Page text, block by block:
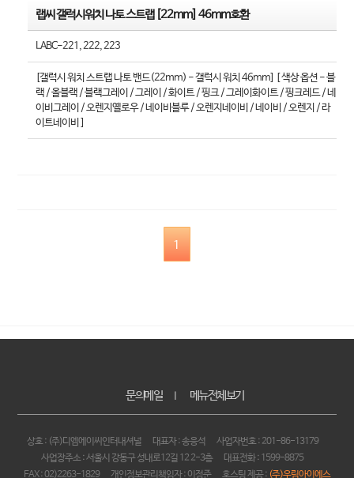
랩씨 갤럭시워치 나토 스트랩 [22mm] 46mm호환
LABC-221, 222, 223
[갤럭시 워치 스트랩 나토 밴드(22mm) - 갤럭시 워치 46mm] [ 색상 옵션 - 블
랙 / 올블랙 / 블랙그레이 / 그레이 / 화이트 / 핑크 / 그레이화이트 / 핑크레드 / 네
이비그레이 / 오렌지옐로우 / 네이비블루 / 오렌지네이비 / 네이비 / 오렌지 / 라
이트네이비 ]
1
문의메일 메뉴전체보기
상호 : (주)디엠에이씨인터내셔널 대표자 : 송응석
사업자번호 : 201-86-13179
사업장주소 : 서울시 강동구 성내로12길 12 2-3층
대표전화 : 1599-8875
FAX : 02)2263-1829
개인정보관리책임자 : 이정준 호스팅 제공 : (주)우림아이에스